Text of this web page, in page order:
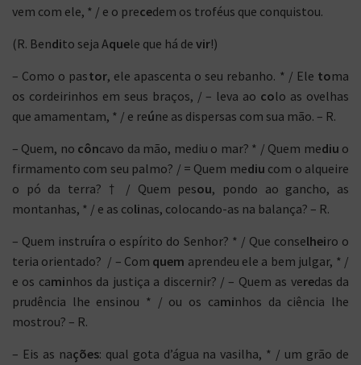
vem com ele, * / e o precedem os troféus que conquistou.
(R. Bendito seja Aquele que há de vir!)
– Como o pastor, ele apascenta o seu rebanho. * / Ele toma
os cordeirinhos em seus braços, / – leva ao colo as ovelhas
que amamentam, * / e reúne as dispersas com sua mão. – R.
– Quem, no côncavo da mão, mediu o mar? * / Quem mediu o
firmamento com seu palmo? / = Quem mediu com o alqueire
o pó da terra? † / Quem pesou, pondo ao gancho, as
montanhas, * / e as colinas, colocando-as na balança? – R.
– Quem instruíra o espírito do Senhor? * / Que conselheiro o
teria orientado? / – Com quem aprendeu ele a bem julgar, * /
e os caminhos da justiça a discernir? / – Quem as veredas da
prudência lhe ensinou * / ou os caminhos da ciência lhe
mostrou? – R.
– Eis as nações: qual gota d’água na vasilha, * / um grão de